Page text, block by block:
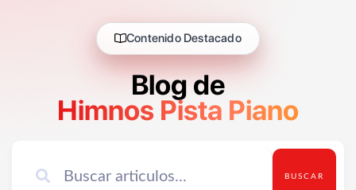
Contenido Destacado
Blog de
Himnos Pista Piano
BUSCAR